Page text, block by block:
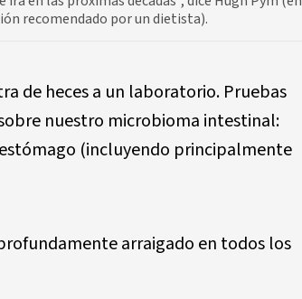
recomendado por un dietista).
de heces a un laboratorio. Pruebas
nuestro microbioma intestinal:
(incluyendo principalmente
arraigado en todos los